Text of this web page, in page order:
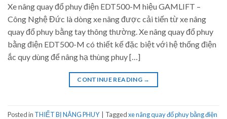
Xe nâng quay đổ phuy điện EDT500-M hiệu GAMLIFT –
Công Nghệ Đức là dòng xe nâng được cải tiến từ xe nâng
quay đổ phuy bằng tay thông thường. Xe nâng quay đổ phuy
bằng điện EDT500-M có thiết kế đặc biệt với hệ thống điện
ắc quy dùng để nâng hạ thùng phuy […]
CONTINUE READING →
Posted in THIẾT BỊ NÂNG PHUY Taggedxe nâng quay đổ phuy bằng điện